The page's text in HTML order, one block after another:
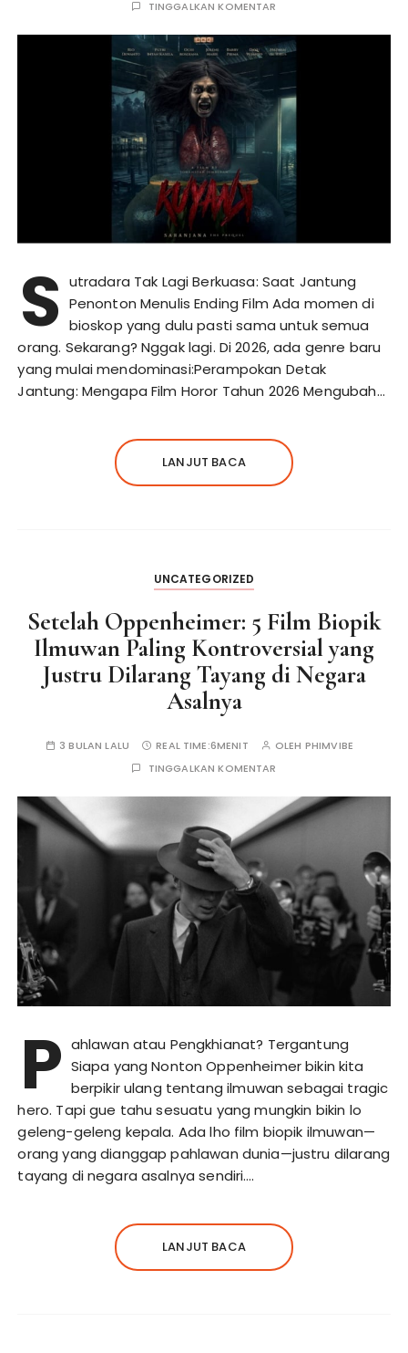
TINGGALKAN KOMENTAR
S utradara Tak Lagi Berkuasa: Saat Jantung
Penonton Menulis Ending Film Ada momen di
bioskop yang dulu pasti sama untuk semua
orang. Sekarang? Nggak lagi. Di 2026, ada genre baru
yang mulai mendominasi:Perampokan Detak
Jantung: Mengapa Film Horor Tahun 2026 Mengubah…
LANJUT BACA
UNCATEGORIZED
Setelah Oppenheimer: 5 Film Biopik
Ilmuwan Paling Kontroversial yang
Justru Dilarang Tayang di Negara
Asalnya
3 BULAN LALU REAL TIME:6MENIT OLEH PHIMVIBE
TINGGALKAN KOMENTAR
P ahlawan atau Pengkhianat? Tergantung
Siapa yang Nonton Oppenheimer bikin kita
berpikir ulang tentang ilmuwan sebagai tragic
hero. Tapi gue tahu sesuatu yang mungkin bikin lo
geleng-geleng kepala. Ada lho film biopik ilmuwan—
orang yang dianggap pahlawan dunia—justru dilarang
tayang di negara asalnya sendiri….
LANJUT BACA